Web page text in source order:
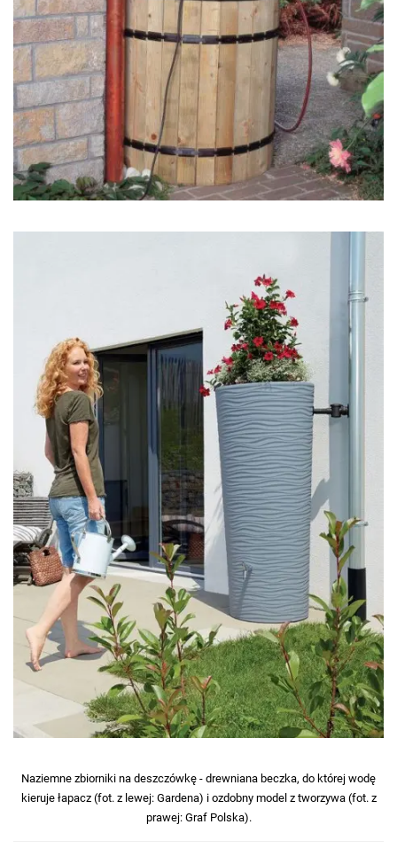
Naziemne zbiorniki na deszczówkę - drewniana beczka, do której wodę
kieruje łapacz (fot. z lewej: Gardena) i ozdobny model z tworzywa (fot. z
prawej: Graf Polska).